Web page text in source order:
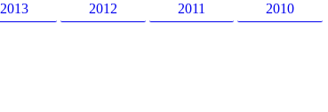
2013 2012 2011 2010